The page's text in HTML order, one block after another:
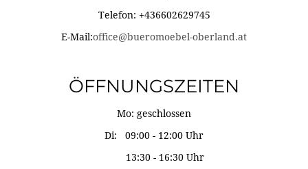
Telefon: +436602629745
E-Mail:office@bueromoebel-oberland.at
ÖFFNUNGSZEITEN
Mo: geschlossen
Di: 09:00 - 12:00 Uhr
13:30 - 16:30 Uhr